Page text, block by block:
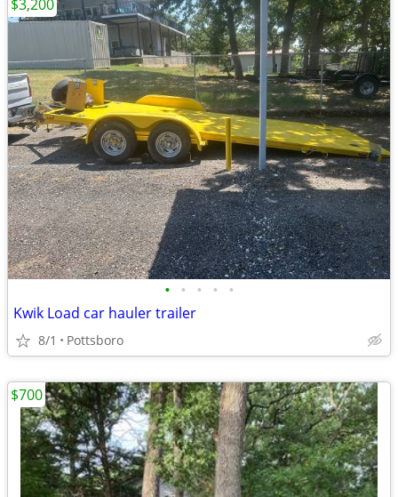
• • • • •
Kwik Load car hauler trailer
8/1 Pottsboro
$3,200
$700